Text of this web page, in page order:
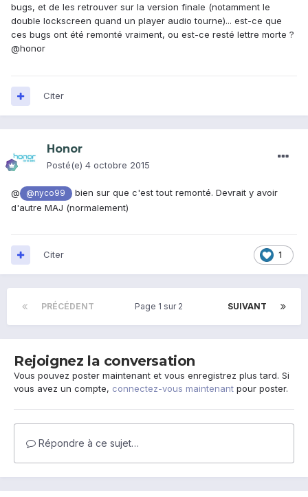
bugs, et de les retrouver sur la version finale (notamment le
double lockscreen quand un player audio tourne)... est-ce que
ces bugs ont été remonté vraiment, ou est-ce resté lettre morte ?
@honor
Citer
Honor
Posté(e) 4 octobre 2015
@ @nyco99
bien sur que c'est tout remonté. Devrait y avoir
d'autre MAJ (normalement)
1
Citer
PRÉCÉDENT SUIVANT
Page 1 sur 2
Rejoignez la conversation
Vous pouvez poster maintenant et vous enregistrez plus tard. Si
vous avez un compte, connectez-vous maintenant pour poster.
Répondre à ce sujet…